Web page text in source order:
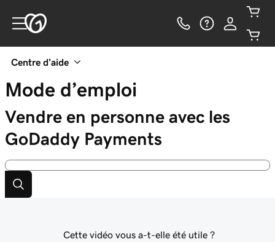
Centre d’aide
Mode d’emploi
Vendre en personne avec les
GoDaddy Payments
Cette vidéo vous a-t-elle été utile ?